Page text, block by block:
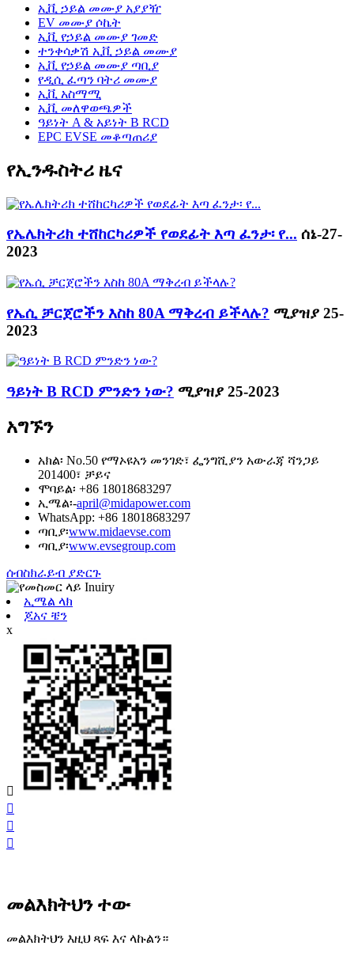
ኢቪ ኃይል መሙያ አያያዥ
EV መሙያ ሶኬት
ኢቪ የኃይል መሙያ ገመድ
ተንቀሳቃሽ ኢቪ ኃይል መሙያ
ኢቪ የኃይል መሙያ ጣቢያ
የዲሲ ፈጣን ባትሪ መሙያ
ኢቪ አስማሚ
ኢቪ መለዋወጫዎች
ዓይነት A & አይነት B RCD
EPC EVSE መቆጣጠሪያ
የኢንዱስትሪ ዜና
የኤሌክትሪክ ተሸከርካሪዎች የወደፊት እጣ ፈንታ፡ የ... ሰኔ-27-
2023
የኤሲ ቻርጀሮችን እስከ 80A ማቅረብ ይችላሉ? ሚያዝያ 25-
2023
ዓይነት B RCD ምንድን ነው? ሚያዝያ 25-2023
አግኙን
አክል፡ No.50 የማኦዩአን መንገድ፣ ፌንግሺያን አውራጃ ሻንጋይ
201400፣ ቻይና
ሞባይል፡ +86 18018683297
ኢሜል፡-april@midapower.com
WhatsApp: +86 18018683297
ጣቢያ፡www.midaevse.com
ጣቢያ፡www.evsegroup.com
ሰብስክራይብ ያድርጉ
ኢሜል ላክ
ጆአና ቼን
x




መልእክትህን ተው
መልእክትህን እዚህ ጻፍ እና ላኩልን።